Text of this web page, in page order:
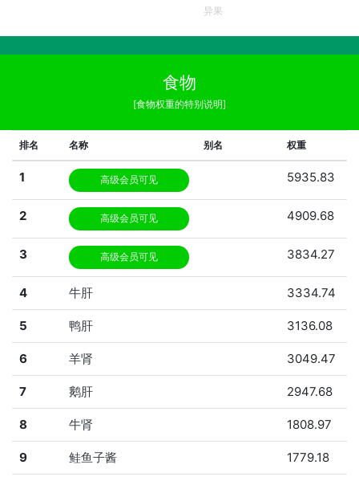
异果
食物
[食物权重的特别说明]
排名 名称 别名 权重
1 高级会员可见 5935.83
2 高级会员可见 4909.68
3 高级会员可见 3834.27
4 牛肝 3334.74
5 鸭肝 3136.08
6 羊肾 3049.47
7 鹅肝 2947.68
8 牛肾 1808.97
9 鲑鱼子酱 1779.18